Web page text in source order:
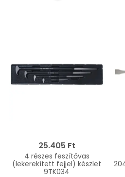
25.405 Ft
4 részes feszítővas
(lekerekített fejjel) készlet
9TK034